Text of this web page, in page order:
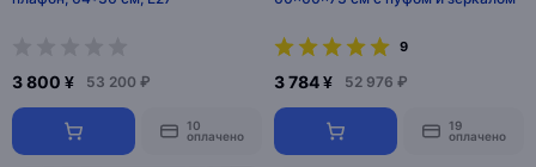
3 800 ¥ 53 200 ₽
10
оплачено
9
3 784 ¥ 52 976 ₽
19
оплачено